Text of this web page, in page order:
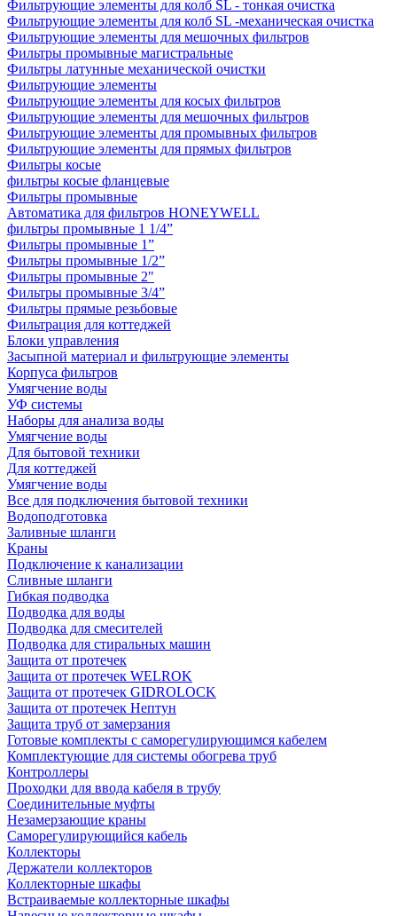
Фильтрующие элементы для колб SL - тонкая очистка
Фильтрующие элементы для колб SL -механическая очистка
Фильтрующие элементы для мешочных фильтров
Фильтры промывные магистральные
Фильтры латунные механической очистки
Фильтрующие элементы
Фильтрующие элементы для косых фильтров
Фильтрующие элементы для мешочных фильтров
Фильтрующие элементы для промывных фильтров
Фильтрующие элементы для прямых фильтров
Фильтры косые
фильтры косые фланцевые
Фильтры промывные
Автоматика для фильтров HONEYWELL
фильтры промывные 1 1/4”
Фильтры промывные 1”
Фильтры промывные 1/2”
Фильтры промывные 2"
Фильтры промывные 3/4”
Фильтры прямые резьбовые
Фильтрация для коттеджей
Блоки управления
Засыпной материал и фильтрующие элементы
Корпуса фильтров
Умягчение воды
УФ системы
Наборы для анализа воды
Умягчение воды
Для бытовой техники
Для коттеджей
Умягчение воды
Все для подключения бытовой техники
Водоподготовка
Заливные шланги
Краны
Подключение к канализации
Сливные шланги
Гибкая подводка
Подводка для воды
Подводка для смесителей
Подводка для стиральных машин
Защита от протечек
Защита от протечек WELROK
Защита от протечек GIDROLOCK
Защита от протечек Нептун
Защита труб от замерзания
Готовые комплекты с саморегулирующимся кабелем
Комплектующие для системы обогрева труб
Контроллеры
Проходки для ввода кабеля в трубу
Соединительные муфты
Незамерзающие краны
Саморегулирующийся кабель
Коллекторы
Держатели коллекторов
Коллекторные шкафы
Встраиваемые коллекторные шкафы